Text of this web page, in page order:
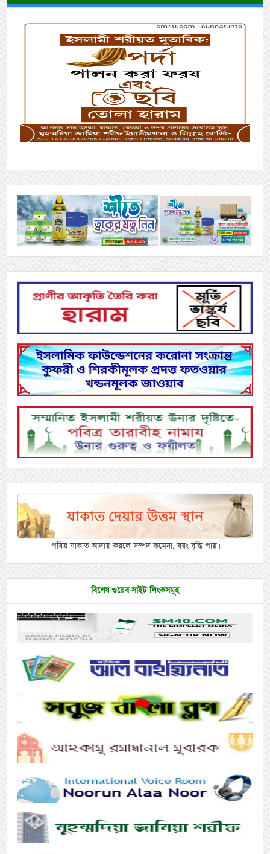
পবিত্র যাকাত আদায় করলে সম্পদ কমেনা, বরং বৃদ্ধি পায়।
বিশেষ ওয়েব সাইট লিংকসমূহ